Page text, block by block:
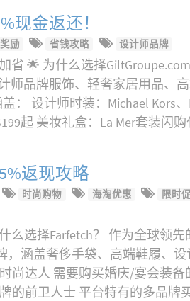
现金返还！
励 省钱攻略 设计师品牌
省 🌟 为什么选择
师品牌服饰、轻奢家居用品、
： 设计师时装：Michael Kors、
起 美妆礼盒：La Mer套装闪
返现攻略
时尚购物 海淘优惠
限时
么选择Farfetch？ 作为全球领先
，涵盖奢侈手袋、高端鞋履、设
尚达人 需要购买婚庆/宴会装备
的前卫人士 平台特有的多品牌